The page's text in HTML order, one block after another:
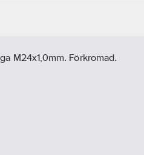
M24x1,0mm. Förkromad.